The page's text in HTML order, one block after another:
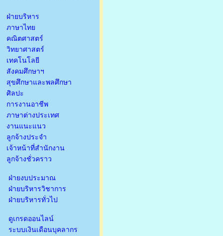
ฝ่ายบริหาร
ภาษาไทย
คณิตศาสตร์
วิทยาศาสตร์
เทคโนโลยี
สังคมศึกษาฯ
สุขศึกษาและพลศึกษา
ศิลปะ
การงานอาชีพ
ภาษาต่างประเทศ
งานแนะแนว
ลูกจ้างประจำ
เจ้าหน้าที่สำนักงาน
ลูกจ้างชั่วคราว
ฝ่ายงบประมาณ
ฝ่ายบริหารวิชาการ
ฝ่ายบริหารทั่วไป
ดูเกรดออนไลน์
ระบบเงินเดือนบุคลากร